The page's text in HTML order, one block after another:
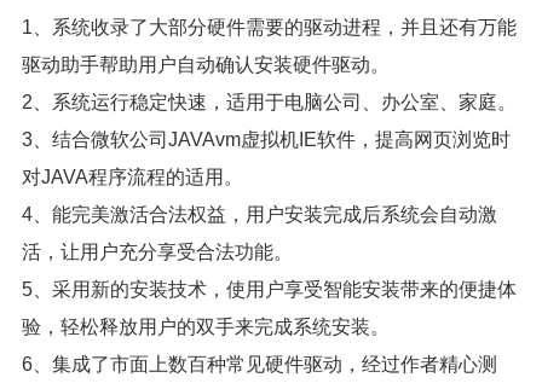
1、系统收录了大部分硬件需要的驱动进程，并且还有万能
驱动助手帮助用户自动确认安装硬件驱动。
2、系统运行稳定快速，适用于电脑公司、办公室、家庭。
3、结合微软公司JAVAvm虚拟机IE软件，提高网页浏览时
对JAVA程序流程的适用。
4、能完美激活合法权益，用户安装完成后系统会自动激
活，让用户充分享受合法功能。
5、采用新的安装技术，使用户享受智能安装带来的便捷体
验，轻松释放用户的双手来完成系统安装。
6、集成了市面上数百种常见硬件驱动，经过作者精心测